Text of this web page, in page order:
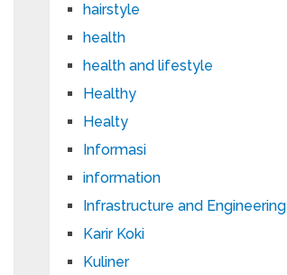
hairstyle
health
health and lifestyle
Healthy
Healty
Informasi
information
Infrastructure and Engineering
Karir Koki
Kuliner